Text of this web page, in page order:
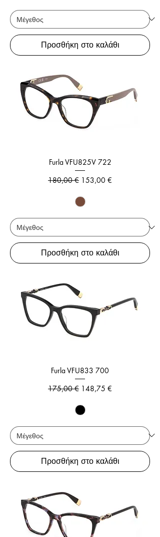
Προσθήκη στο καλάθι
Furla VFU825V 722
Κανονική τιμή
180,00 € Τιμή Έκπτωσης
153,00 €
Προσθήκη στο καλάθι
Furla VFU833 700
Κανονική τιμή
175,00 € Τιμή Έκπτωσης
148,75 €
Προσθήκη στο καλάθι